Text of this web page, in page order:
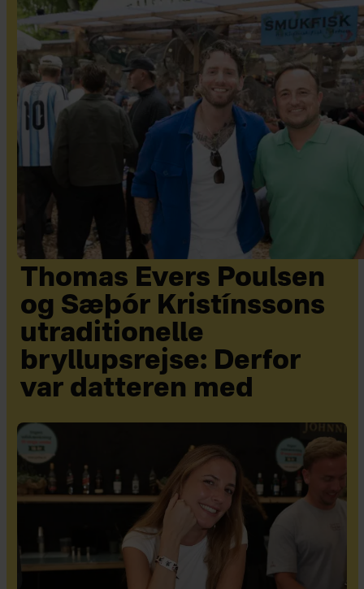
Thomas Evers Poulsen
og Sæþór Kristínssons
utraditionelle
bryllupsrejse: Derfor
var datteren med